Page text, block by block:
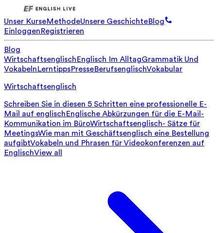
Unser KurseMethodeUnsere GeschichteBlog
EinloggenRegistrieren
Blog
WirtschaftsenglischEnglisch Im AlltagGrammatik Und
VokabelnLerntippsPresseBerufsenglischVokabular
Wirtschaftsenglisch
Schreiben Sie in diesen 5 Schritten eine professionelle E-
Mail auf englischEnglische Abkürzungen für die E-Mail-
Kommunikation im BüroWirtschaftsenglisch- Sätze für
MeetingsWie man mit Geschäftsenglisch eine Bestellung
aufgibtVokabeln und Phrasen für Videokonferenzen auf
EnglischView all